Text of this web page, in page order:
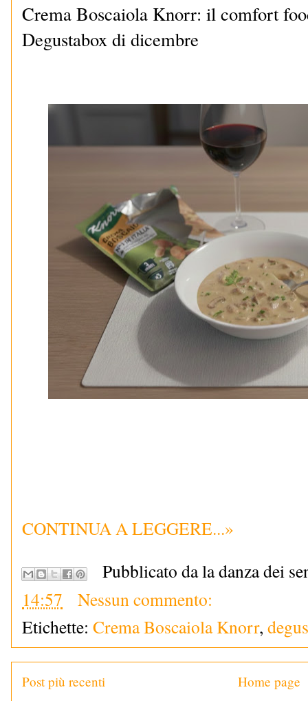
Crema Boscaiola Knorr: il comfort
Degustabox di dicembre
CONTINUA A LEGGERE...»
Pubblicato da la danza dei
14:57
Nessun commento:
Etichette: Crema Boscaiola Knorr,
Post più recenti
Home page